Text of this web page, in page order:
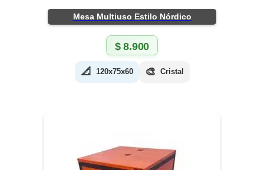
Mesa Multiuso Estilo Nórdico
$8.900
📐 120x75x60 🎨 Cristal